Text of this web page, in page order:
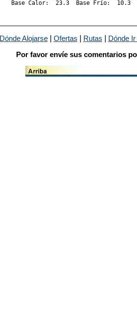
Dónde Alojarse| Ofertas Rutas Dónde
Por favor envíe sus comentarios